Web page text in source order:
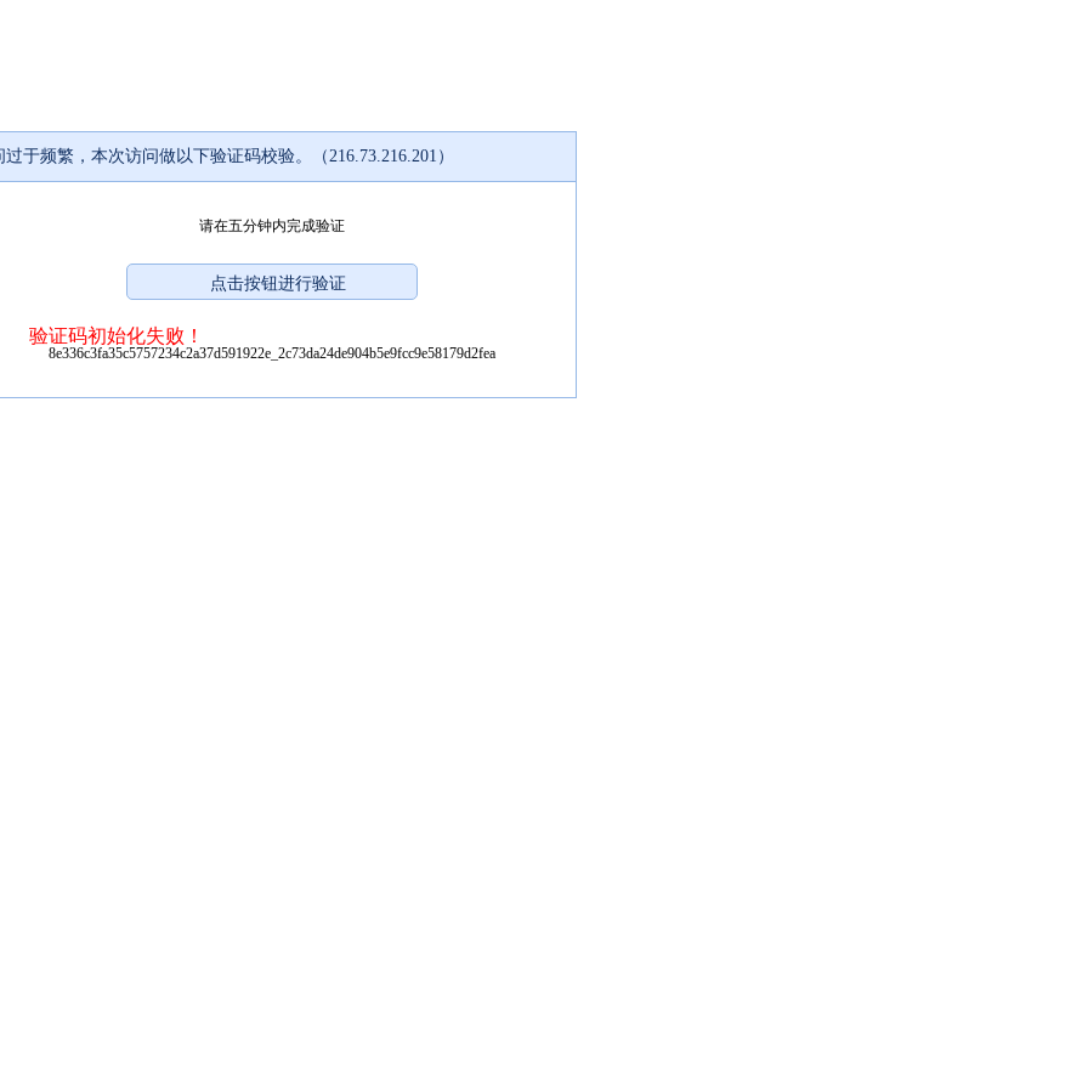
过于频繁，本次访问做以下验证码校验。（216.73.216.201）
请在五分钟内完成验证
验证码初始化失败！
8e336c3fa35c5757234c2a37d591922e_2c73da24de904b5e9fcc9e58179d2fea